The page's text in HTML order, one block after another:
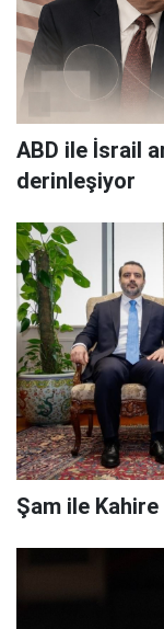
ABD ile İsrail
derinleşiyor
Şam ile